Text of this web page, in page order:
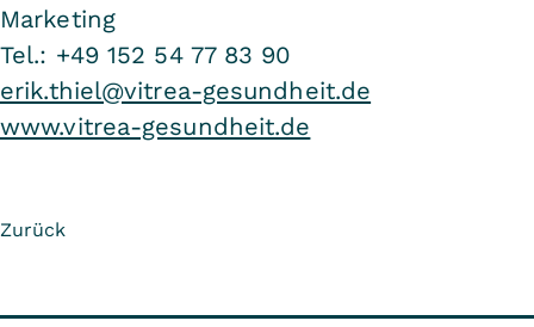
Marketing
Tel.: +49 152 54 77 83 90
erik.thiel@vitrea-gesundheit.de
www.vitrea-gesundheit.de
Zurück